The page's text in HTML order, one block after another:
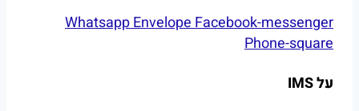
WhatsappEnvelopeFacebook-messenger
Phone-square
על IMS